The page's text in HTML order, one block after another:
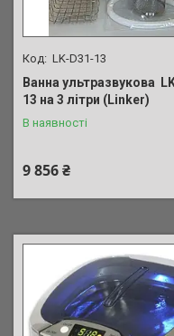
LK-D31-13
Ванна ультразвукова
13 на 3 літри (Linker)
В наявності
9 856 ₴